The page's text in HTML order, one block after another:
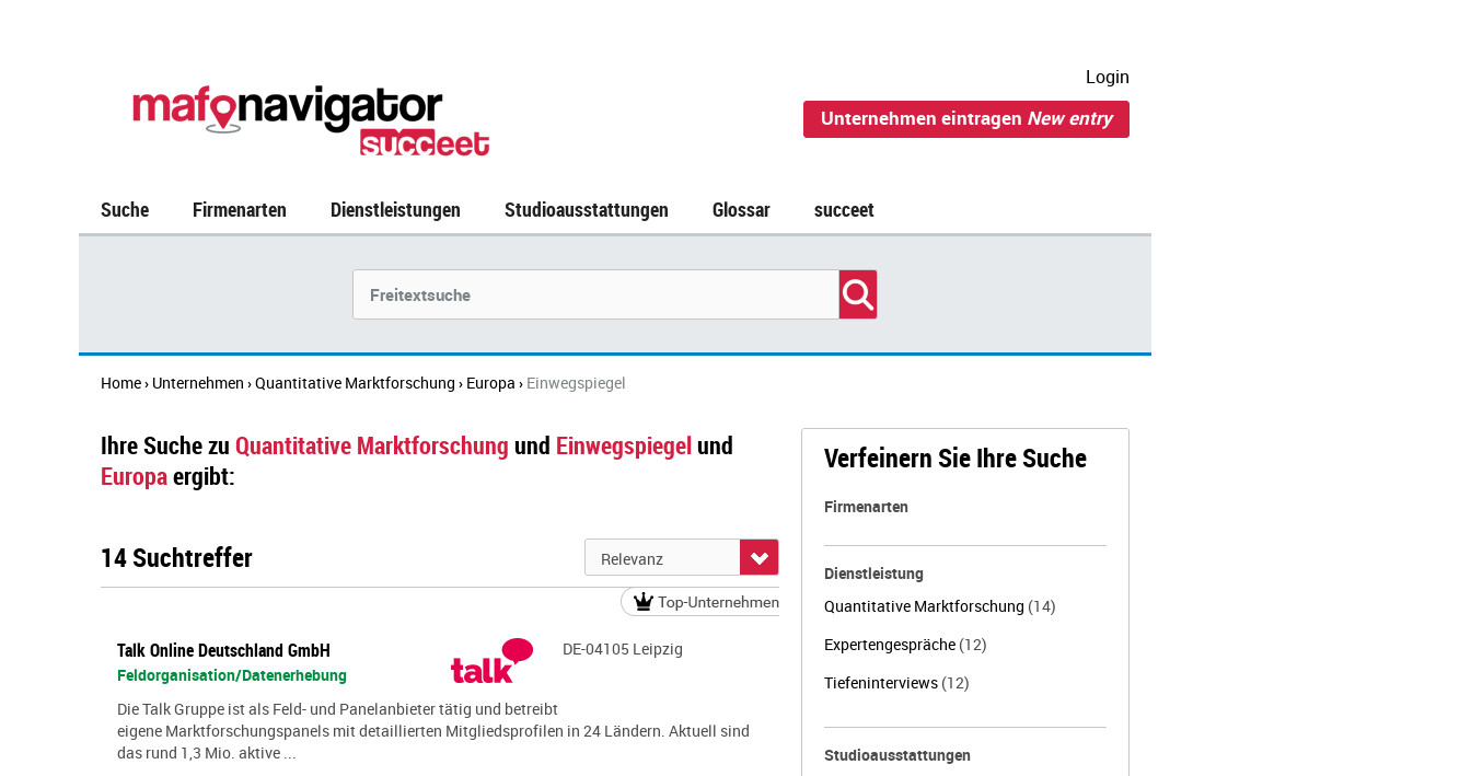
Login
Unternehmen eintragen New entry
Suche Firmenarten Dienstleistungen Studioausstattungen Glossar succeet
Home› Unternehmen ›Quantitative Marktforschung › Europa › Einwegspiegel
Ihre Suche zu Quantitative Marktforschung und Einwegspiegelund
Europaergibt:
14 Suchtreffer
Talk Online Deutschland GmbH
Feldorganisation/Datenerhebung
DE-04105 Leipzig
Die Talk Gruppe ist als Feld- und Panelanbieter tätig und betreibt
eigene Marktforschungspanels mit detaillierten Mitgliedsprofilen in 24 Ländern. Aktuell sind
das rund 1,3 Mio. aktive ...
Verfeinern Sie Ihre Suche
Firmenarten
Dienstleistung
Quantitative Marktforschung (14)
Expertengespräche (12)
Tiefeninterviews (12)
Studioausstattungen